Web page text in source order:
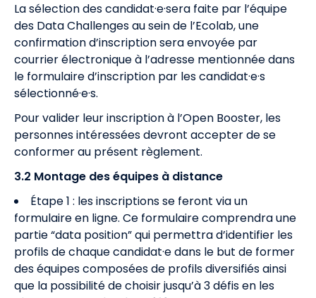
La sélection des candidat·e·sera faite par l’équipe
des Data Challenges au sein de l’Ecolab, une
confirmation d’inscription sera envoyée par
courrier électronique à l’adresse mentionnée dans
le formulaire d’inscription par les candidat·e·s
sélectionné·e·s.
Pour valider leur inscription à l’Open Booster, les
personnes intéressées devront accepter de se
conformer au présent règlement.
3.2 Montage des équipes à distance
Étape 1 : les inscriptions se feront via un
formulaire en ligne. Ce formulaire comprendra une
partie “data position” qui permettra d’identifier les
profils de chaque candidat·e dans le but de former
des équipes composées de profils diversifiés ainsi
que la possibilité de choisir jusqu’à 3 défis en les